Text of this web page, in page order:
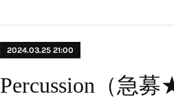
2024.03.25 21:00
Percussion（急